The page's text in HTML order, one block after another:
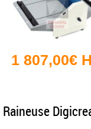
1 807,00€
Raineuse